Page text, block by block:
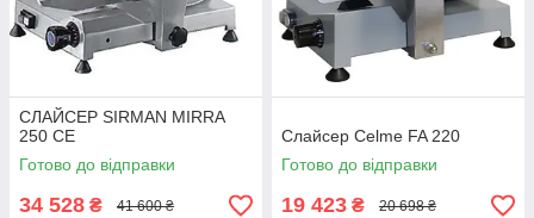
СЛАЙСЕР SIRMAN MIRRA
250 CE
Готово до відправки
34 528 ₴ 41 600 ₴
Слайсер Celme FA 220
Готово до відправки
19 423 ₴ 20 698 ₴